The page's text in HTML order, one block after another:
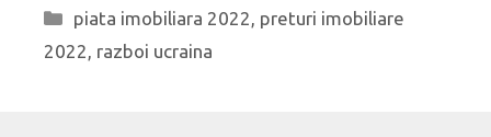
Categorii
piata imobiliara 2022, preturi imobiliare
2022, razboi ucraina